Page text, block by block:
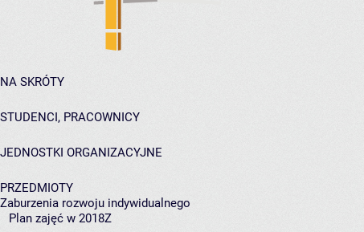
NA SKRÓTY
STUDENCI, PRACOWNICY
JEDNOSTKI ORGANIZACYJNE
PRZEDMIOTY
Zaburzenia rozwoju indywidualnego
Plan zajęć w 2018Z